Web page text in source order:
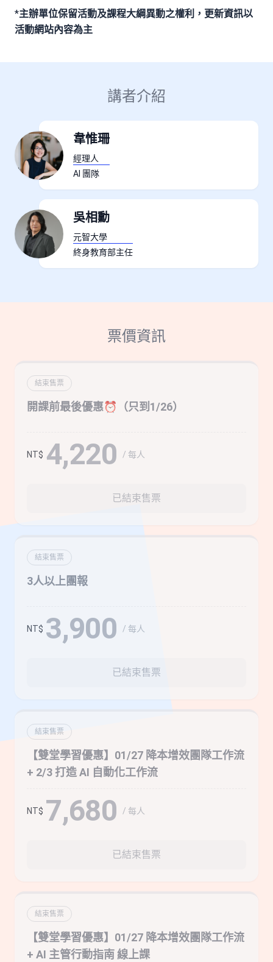
*主辦單位保留活動及課程大綱異動之權利，更新資訊以
活動網站內容為主
講者介紹
韋惟珊
經理人
AI 團隊
吳相勳
元智大學
終身教育部主任
票價資訊
結束售票
開課前最後優惠⏰（只到1/26）
NT$ 4,220 / 每人
已結束售票
結束售票
3人以上團報
NT$ 3,900 / 每人
已結束售票
結束售票
【雙堂學習優惠】01/27 降本增效團隊工作流
+ 2/3 打造 AI 自動化工作流
NT$ 7,680 / 每人
已結束售票
結束售票
【雙堂學習優惠】01/27 降本增效團隊工作流
+ AI 主管行動指南 線上課